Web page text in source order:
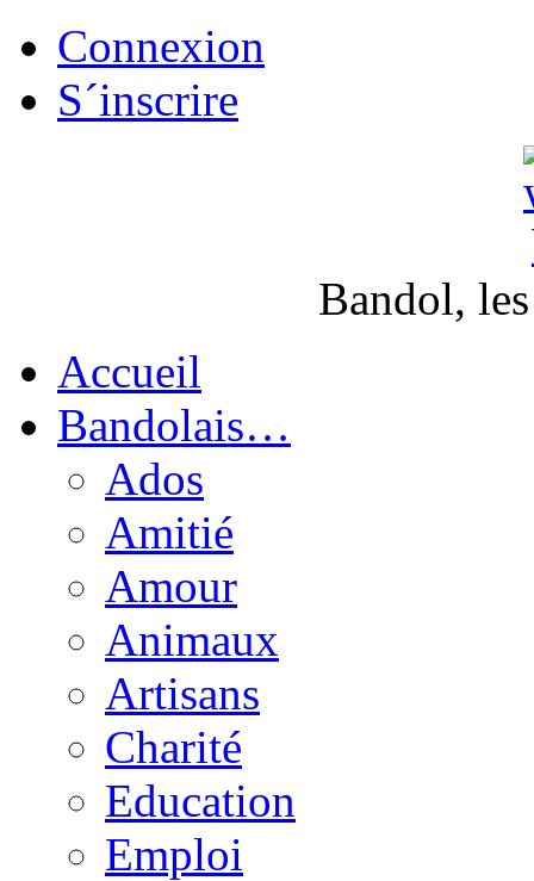
Connexion
S´inscrire
Bandol,
Accueil
Bandolais…
Ados
Amitié
Amour
Animaux
Artisans
Charité
Education
Emploi